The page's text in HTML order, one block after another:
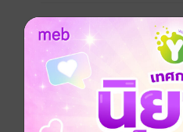
หลังหมอ KEI ได้ทราบข่าวว่
กับ ดร. K
เธอจึงไม่รอช้า ไปตามหาตัว
ชายคนนั้นแท้จริงแล้วเขาคือเ
เจอสมัยยังเด็ก
KEI ตัดสินใจเกลี้ยกล่อมให้เ
ตัวแทนของ ดร. K ที่เสียชีวิตไ